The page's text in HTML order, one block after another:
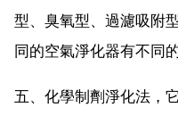
型、臭氧型、過濾吸附
同的空氣淨化器有不同
五、化學制劑淨化法，